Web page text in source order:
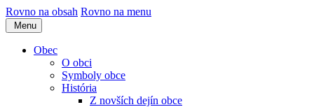
Rovno na obsah Rovno na menu
Menu
Obec
O obci
Symboly obce
História
Z novších dejín obce